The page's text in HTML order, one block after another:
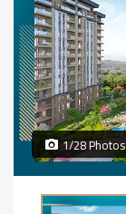
1/28 Photos